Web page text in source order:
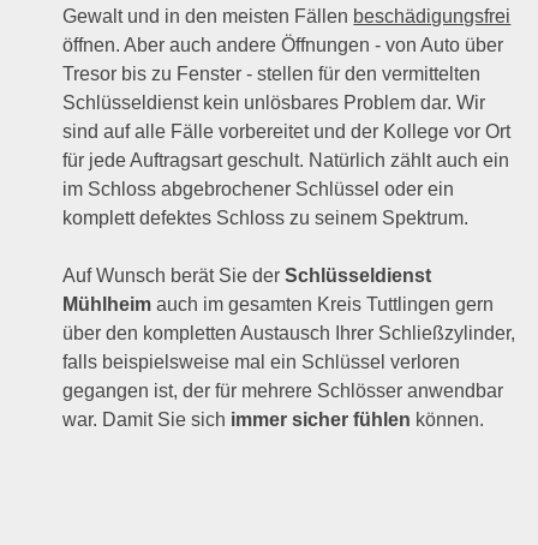
Gewalt und in den meisten Fällen beschädigungsfrei
öffnen. Aber auch andere Öffnungen - von Auto über
Tresor bis zu Fenster - stellen für den vermittelten
Schlüsseldienst kein unlösbares Problem dar. Wir
sind auf alle Fälle vorbereitet und der Kollege vor Ort
für jede Auftragsart geschult. Natürlich zählt auch ein
im Schloss abgebrochener Schlüssel oder ein
komplett defektes Schloss zu seinem Spektrum.
Auf Wunsch berät Sie derSchlüsseldienst
Mühlheim auch im gesamten Kreis Tuttlingen gern
über den kompletten Austausch Ihrer Schließzylinder,
falls beispielsweise mal ein Schlüssel verloren
gegangen ist, der für mehrere Schlösser anwendbar
war. Damit Sie sich immer sicher fühlen können.